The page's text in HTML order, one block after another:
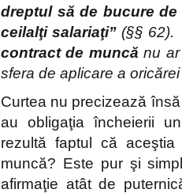
dreptul să de bucure
ceilalţi salariaţi” (§§ 62).
contract de muncă nu ar
sfera de aplicare a
Curtea nu precizează
au obligaţia încheierii
rezultă faptul că
muncă? Este pur şi
afirmaţie atât de